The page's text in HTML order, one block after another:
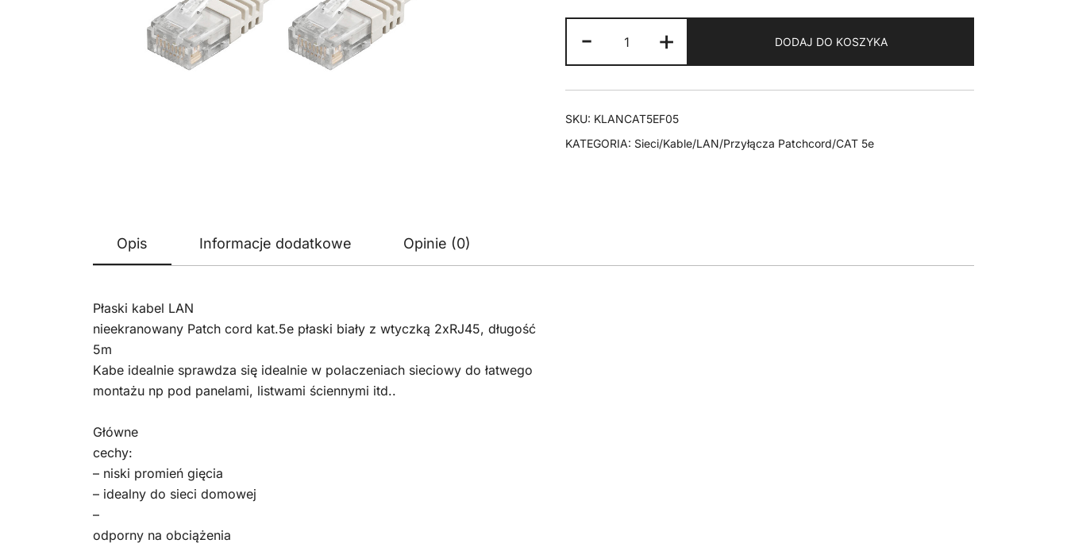
-
Kabel
LAN
Patchcord
CAT
U/UTP
+ DODAJ DO KOSZYKA
SKU: KLANCAT5EF05
KATEGORIA: Sieci/Kable/LAN/Przyłącza Patchcord/CAT 5e
Opis Informacje dodatkowe Opinie (0)
Płaski kabel LAN
nieekranowany Patch cord kat.5e płaski biały z wtyczką 2xRJ45, długość
5m
Kabe idealnie sprawdza się idealnie w polaczeniach sieciowy do łatwego
montażu np pod panelami, listwami ściennymi itd..
Główne
cechy:
– niski promień gięcia
– idealny do sieci domowej
–
odporny na obciążenia